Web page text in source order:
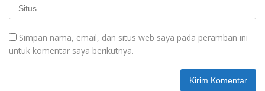
Simpan nama, email, dan situs web saya pada peramban ini
untuk komentar saya berikutnya.